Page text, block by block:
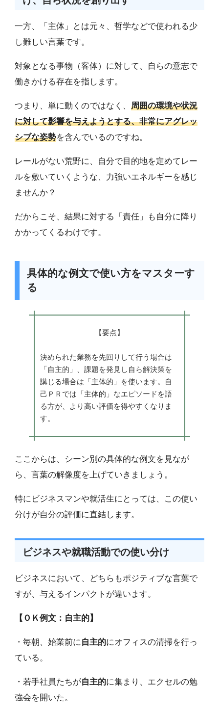
一方、「主体」とは元々、哲学などで使われる少
し難しい言葉です。
対象となる事物（客体）に対して、自らの意志で
働きかける存在を指します。
つまり、単に動くのではなく、 周囲の環境や状況
に対して影響を与えようとする、非常にアグレッ
シブな姿勢を含んでいるのですね。
レールがない荒野に、自分で目的地を定めてレー
ルを敷いていくような、力強いエネルギーを感じ
ませんか？
だからこそ、結果に対する「責任」も自分に降り
かかってくるわけです。
具体的な例文で使い方をマスターす
る
【要点】
決められた業務を先回りして行う場合は
「自主的」、課題を発見し自ら解決策を
講じる場合は「主体的」を使います。自
己ＰＲでは「主体的」なエピソードを語
る方が、より高い評価を得やすくなりま
す。
ここからは、シーン別の具体的な例文を見なが
ら、言葉の解像度を上げていきましょう。
特にビジネスマンや就活生にとっては、この使い
分けが自分の評価に直結します。
ビジネスや就職活動での使い分け
ビジネスにおいて、どちらもポジティブな言葉で
すが、与えるインパクトが違います。
【ＯＫ例文：自主的】
・毎朝、始業前に自主的にオフィスの清掃を行っ
ている。
・若手社員たちが自主的に集まり、エクセルの勉
強会を開いた。